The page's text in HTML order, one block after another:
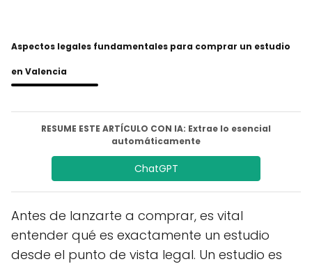
Aspectos legales fundamentales para comprar un estudio
en Valencia
RESUME ESTE ARTÍCULO CON IA: Extrae lo esencial
automáticamente
ChatGPT
Antes de lanzarte a comprar, es vital
entender qué es exactamente un estudio
desde el punto de vista legal. Un estudio es